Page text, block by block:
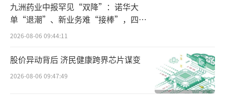
在2024年迎来了自身业绩的大爆发。
公开资料显示，思特威的主营业务为高性
能CMOS图像传感器芯片的研发、设计和销
售。主要产品为高性能CMOS图像传感器，其
产品被广泛应用在安防监控、机器视觉、智能
九洲药业中报罕见“双降”：诺华大
单“退潮”、新业务难“接棒”，四大
难关待闯
2026-08-06 09:44:11
股价异动背后 济民健康跨界芯片谋变
2026-08-06 09:47:49